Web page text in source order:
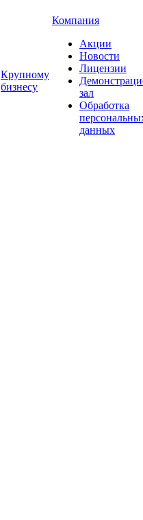
Крупному
бизнесу
Компания
Акции
Новости
Лицензии
зал
Обработка
данных